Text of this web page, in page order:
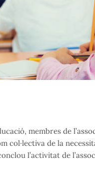
membres de
col·lectiva de la
l’activitat de